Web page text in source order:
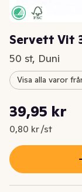
Servett Vit
50 st, Duni
Visa alla varor
Nuvarande pris
39,95 kr
0,80 kr /st
Styckpris: 0,80 kr